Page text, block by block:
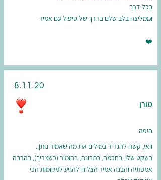
בכל דרך
וממליצה בלב שלם בדרך של טיפול עם אמיר
❤️
8.11.20
מורן
חיפה
וואי, קשה להגדיר במילים את מה שאמיר נותן..
בשקט שלו, בחכמה, בתבונה, בהומור (כשצריך), בהרבה
אמפתיה והבנה אמיר הצליח להגיע למקומות הכי